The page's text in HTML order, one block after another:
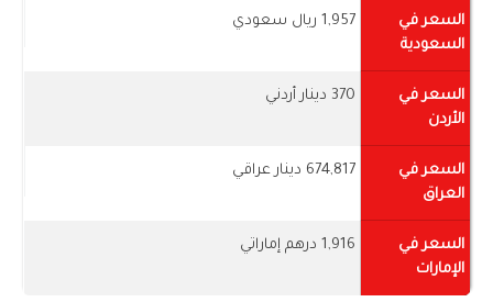
السعر في
السعودية
1,957 ريال سعودي
السعر في
الأردن
370 دينار أردني
السعر في
العراق
674,817 دينار عراقي
السعر في
الإمارات
1,916 درهم إماراتي